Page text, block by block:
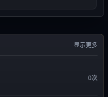
显示更多
0次